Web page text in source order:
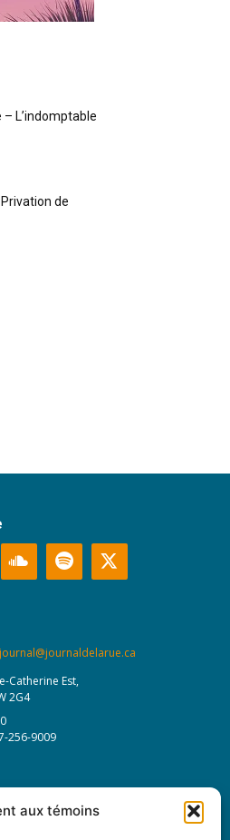
aux témoins
L’indomptable
de
journal@journaldelarue.ca
Catherine Est,
2G4
256-9009